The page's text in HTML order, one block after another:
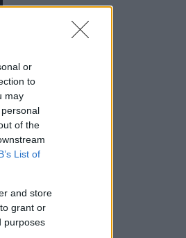
or
to
may
of the
List of
and store
grant or
purposes